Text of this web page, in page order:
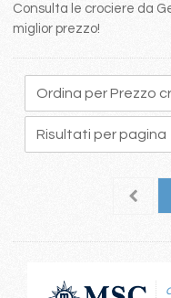
Consulta le crociere da
miglior prezzo!
1